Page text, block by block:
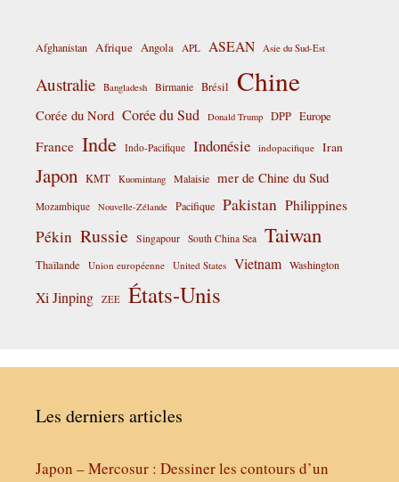
Afghanistan Afrique Angola APL ASEAN Asie du Sud-Est
Australie Bangladesh Birmanie Brésil Chine
Corée du Nord Corée du Sud Donald Trump DPP Europe
France Inde Indo-Pacifique Indonésie indopacifique Iran
Japon KMT Kuomintang Malaisie mer de Chine du Sud
Mozambique Nouvelle-Zélande Pacifique Pakistan Philippines
Pékin Russie Singapour South China Sea Taiwan
Thaïlande Union européenne United States Vietnam Washington
Xi Jinping ZEE États-Unis
Les derniers articles
Japon – Mercosur : Dessiner les contours d’un